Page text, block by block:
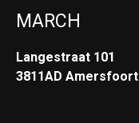
MARCH
Langestraat 101
3811AD Amersfoort